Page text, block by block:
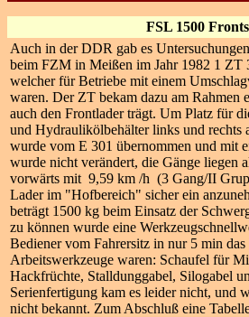
FSL 1500
Auch in der DDR gab es
beim FZM in Meißen im Jahr 1982 1 ZT
welcher für Betriebe mit einem
waren. Der ZT bekam dazu am Rahmen
auch den Frontlader trägt. Um Platz für
und Hydraulikölbehälter links und rechts
wurde vom E 301 übernommen und mit
wurde nicht verändert, die Gänge liegen
vorwärts mit 9,59 km /h (3 Gang/II
Lader im "Hofbereich" sicher ein
beträgt 1500 kg beim Einsatz der
zu können wurde eine
Bediener vom Fahrersitz in nur 5 min
Arbeitswerkzeuge waren: Schaufel für
Hackfrüchte, Stalldunggabel, Silogabel
Serienfertigung kam es leider nicht, und
nicht bekannt. Zum Abschluß eine